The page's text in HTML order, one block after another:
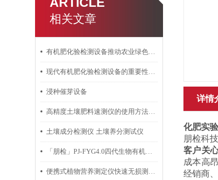
相关文章
有机肥化验检测设备推动农业绿色发展
现代有机肥化验检测设备的重要性与应用
浸种催芽设备
高精度土壤肥料速测仪的使用方法及特点
土壤成分检测仪 土壤养分测试仪
「朋检」PJ-FYG4.0四代生物有机肥检测仪 功能测评
便携式植物营养测定仪快速无损测试植物的三种养分信息
详情
化肥实
朋检科
客户关
成本高
经销商